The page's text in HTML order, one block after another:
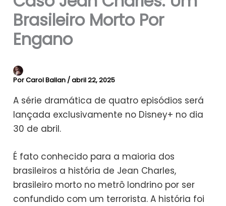
Brasileiro Morto Por
Engano
PorCarol Ballan /abril 22, 2025
A série dramática de quatro episódios será
lançada exclusivamente no Disney+ no dia
30 de abril.
É fato conhecido para a maioria dos
brasileiros a história de Jean Charles,
brasileiro morto no metrô londrino por ser
confundido com um terrorista. A história foi